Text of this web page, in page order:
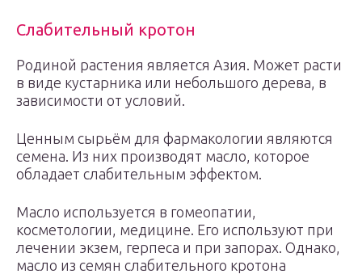
Слабительный кротон
Родиной растения является Азия. Может расти
в виде кустарника или небольшого дерева, в
зависимости от условий.
Ценным сырьём для фармакологии являются
семена. Из них производят масло, которое
обладает слабительным эффектом.
Масло используется в гомеопатии,
косметологии, медицине. Его используют при
лечении экзем, герпеса и при запорах. Однако,
масло из семян слабительного кротона